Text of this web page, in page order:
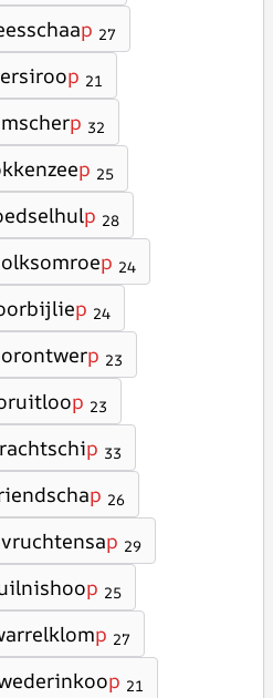
p 27
p 21
p 32
p 25
p 28
p 24
p 24
p 23
p 23
p 33
p 26
vruchtensap 29
p 25
p 27
p 21